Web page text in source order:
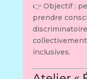
👉 Objectif :
prendre
inclusives.